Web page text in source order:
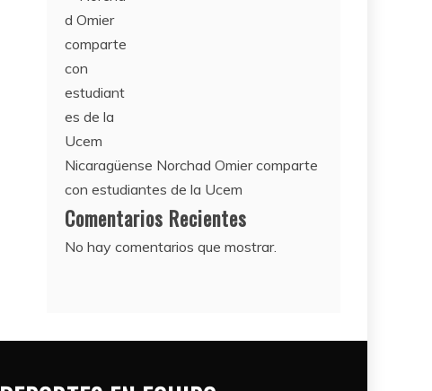
Nicaragüense Norchad Omier comparte
con estudiantes de la Ucem
Comentarios Recientes
No hay comentarios que mostrar.